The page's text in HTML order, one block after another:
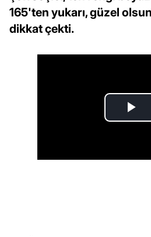
165'ten yukarı, güzel
dikkat çekti.